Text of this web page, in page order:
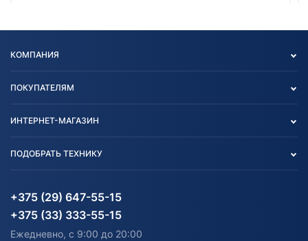
КОМПАНИЯ
Блог
Карта сайта
ПОКУПАТЕЛЯМ
Согласие на обработку
Информация до получения
согласия на обработку
персональных данных
ИНТЕРНЕТ-МАГАЗИН
Агротехника
Водный транспорт
Электротранспорт
Активный отдых и спорт
ПОДОБРАТЬ ТЕХНИКУ
Агротехника
Электротранспорт
Лодочные моторные
+375 (29) 647-55-15
+375 (33) 333-55-15
Ежедневно, с 9:00 до 20:00